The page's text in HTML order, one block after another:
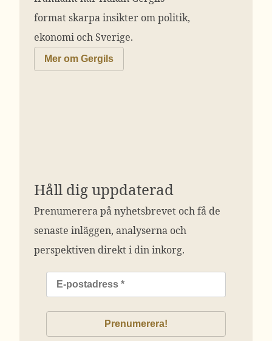
format skarpa insikter om politik,
ekonomi och Sverige.
Mer om Gergils
Håll dig uppdaterad
Prenumerera på nyhetsbrevet och få de
senaste inläggen, analyserna och
perspektiven direkt i din inkorg.